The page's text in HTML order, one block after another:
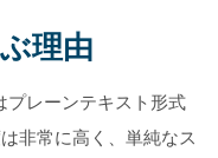
理由
プレーンテキスト形式
非常に高く、単純なス